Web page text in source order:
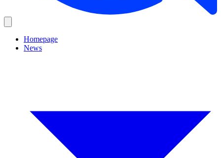
Homepage
News